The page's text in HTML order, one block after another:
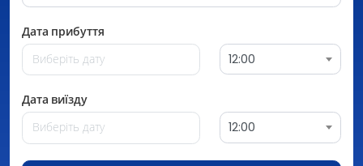
Дата прибуття
12:00
Дата виїзду
12:00